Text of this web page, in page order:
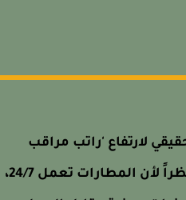
لارتفاع 'راتب مراقب
الحركة الجوية في المغرب'. نظراً لأن المطارات تعمل 24/7،